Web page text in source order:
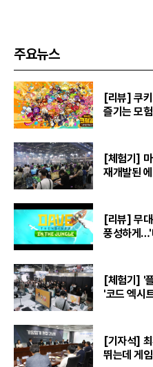
주요뉴스
[리뷰] 쿠키
즐기는 모험
[체험기] 마
재개발된
[리뷰] 무
풍성하게…'
[체험기] '
'코드 엑시
[기자석]
뛰는데 게